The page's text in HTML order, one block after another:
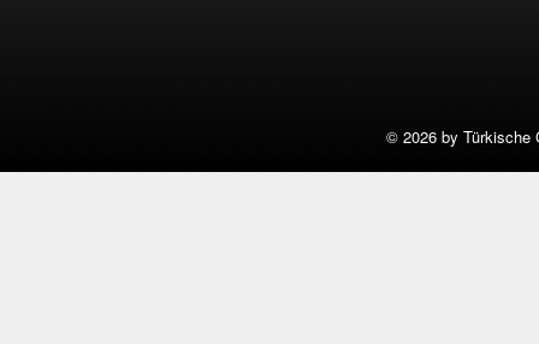
© 2026 by Türkische